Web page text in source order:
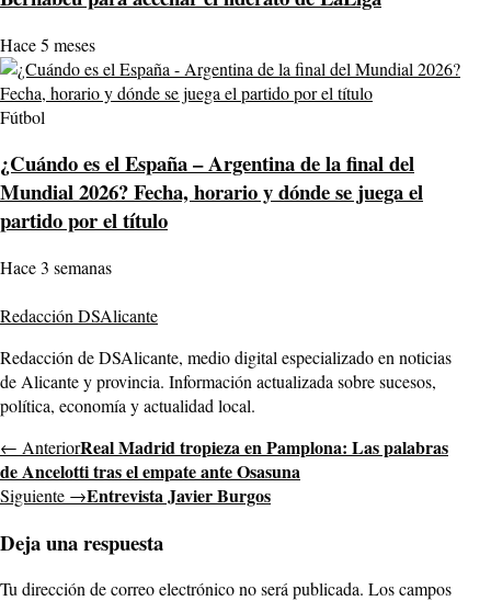
Hace 5 meses
Fútbol
¿Cuándo es el España – Argentina de la final del
Mundial 2026? Fecha, horario y dónde se juega el
partido por el título
Hace 3 semanas
Redacción DSAlicante
Redacción de DSAlicante, medio digital especializado en noticias
de Alicante y provincia. Información actualizada sobre sucesos,
política, economía y actualidad local.
← AnteriorReal Madrid tropieza en Pamplona: Las palabras
de Ancelotti tras el empate ante Osasuna
Siguiente →Entrevista Javier Burgos
Deja una respuesta
Tu dirección de correo electrónico no será publicada. Los campos